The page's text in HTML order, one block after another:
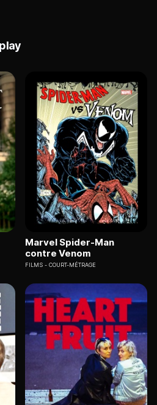
Marvel Spider-Man
contre Venom
FILMS COURT-MÉTRAGE